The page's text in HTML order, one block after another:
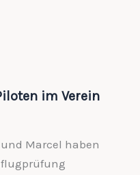
im Verein
Marcel haben